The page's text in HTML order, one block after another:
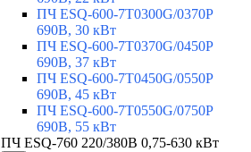
ПЧ ESQ-600-7T0300G/0370P
690В, 30 кВт
ПЧ ESQ-600-7T0370G/0450P
690В, 37 кВт
ПЧ ESQ-600-7T0450G/0550P
690В, 45 кВт
ПЧ ESQ-600-7T0550G/0750P
690В, 55 кВт
ПЧ ESQ-760 220/380В 0,75-630 кВт